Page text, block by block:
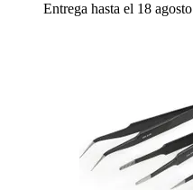
Entrega hasta el 18 agosto